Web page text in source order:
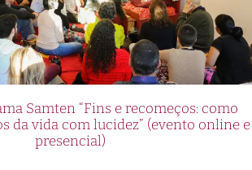
Samten “Fins e recomeços: como
da vida com lucidez” (evento online e
presencial)